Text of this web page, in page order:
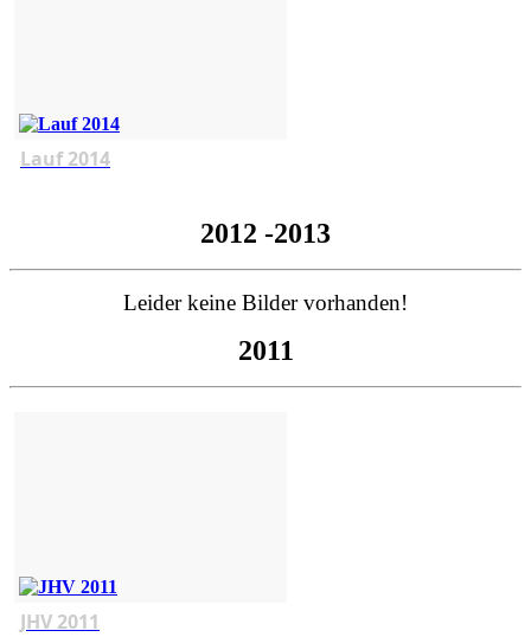
Lauf 2014
2012 -2013
Leider keine Bilder vorhanden!
2011
JHV 2011